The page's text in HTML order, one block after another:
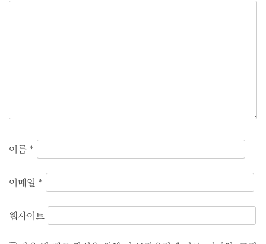
이름 *
이메일 *
웹사이트